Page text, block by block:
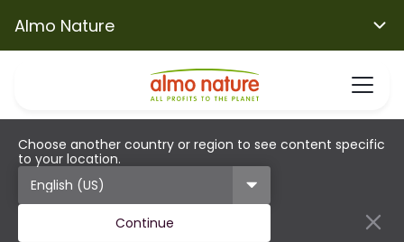
Almo Nature
Choose another country or region to see content specific
to your location.
Continue